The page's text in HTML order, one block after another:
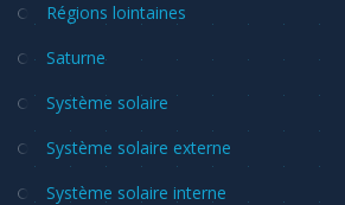
Régions lointaines
Saturne
Système solaire
Système solaire externe
Système solaire interne